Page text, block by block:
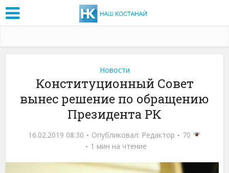
Новости
Конституционный Совет
вынес решение по обращению
Президента РК
16.02.2019 08:30 Опубликовал: Редактор
70
1 мин на чтение